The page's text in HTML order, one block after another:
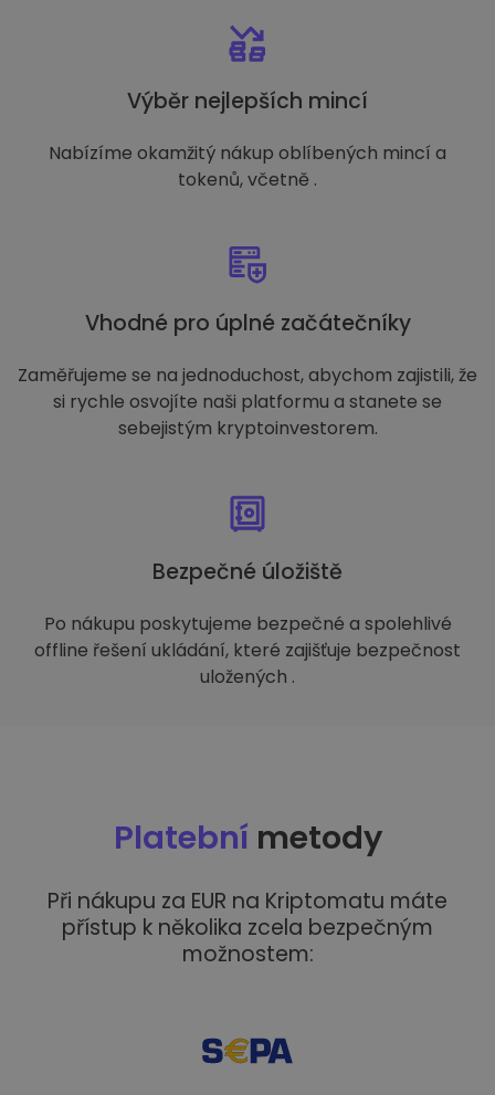
Výběr nejlepších mincí
Nabízíme okamžitý nákup oblíbených mincí a
tokenů, včetně .
Vhodné pro úplné začátečníky
Zaměřujeme se na jednoduchost, abychom zajistili, že
si rychle osvojíte naši platformu a stanete se
sebejistým kryptoinvestorem.
Bezpečné úložiště
Po nákupu poskytujeme bezpečné a spolehlivé
offline řešení ukládání, které zajišťuje bezpečnost
uložených .
Platební metody
Při nákupu za EUR na Kriptomatu máte
přístup k několika zcela bezpečným
možnostem: